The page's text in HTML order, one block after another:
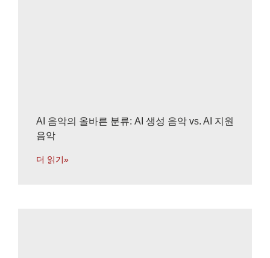
AI 음악의 올바른 분류: AI 생성 음악 vs. AI 지원
음악
더 읽기»